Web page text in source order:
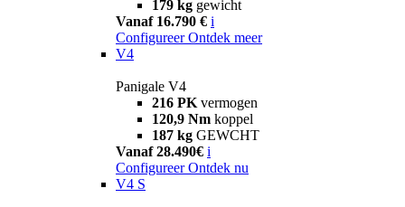
179 kg gewicht
Vanaf 16.790 € i
Configureer Ontdek meer
V4
Panigale V4
216 PK vermogen
120,9 Nm koppel
187 kg GEWCHT
Vanaf 28.490€ i
Configureer Ontdek nu
V4 S